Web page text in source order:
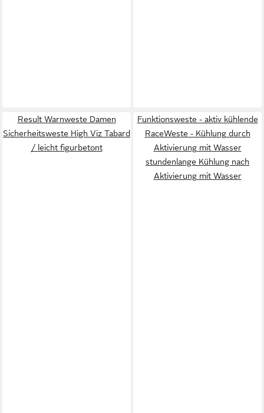
Result Warnweste Damen
Sicherheitsweste High Viz Tabard
/ leicht figurbetont
Funktionsweste - aktiv kühlende
RaceWeste - Kühlung durch
Aktivierung mit Wasser
stundenlange Kühlung nach
Aktivierung mit Wasser